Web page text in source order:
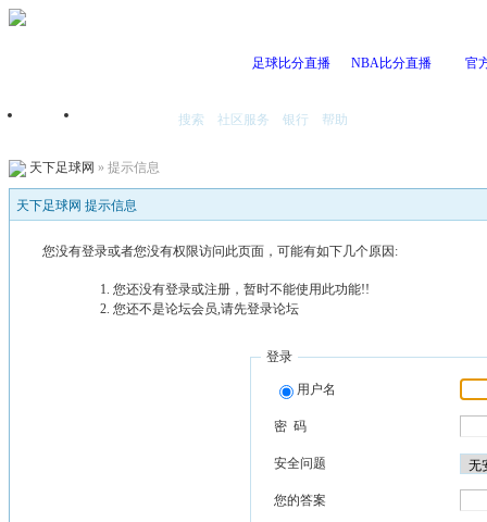
足球比分直播 NBA比分直播 官
首页 搜索 社区服务 银行 帮助
天下足球网 » 提示信息
天下足球网 提示信息
您没有登录或者您没有权限访问此页面，可能有如下几个原因:
您还没有登录或注册，暂时不能使用此功能!!
您还不是论坛会员,请先登录论坛
登录
用户名
密 码
安全问题
您的答案